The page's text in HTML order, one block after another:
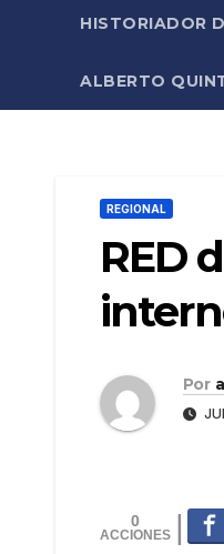
HISTORIADOR
ALBERTO
REGIONAL
RED
Por
0